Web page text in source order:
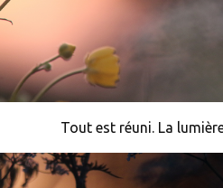
Tout est réuni. La